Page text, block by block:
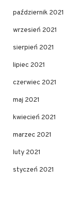
październik 2021
wrzesień 2021
sierpień 2021
lipiec 2021
czerwiec 2021
maj 2021
kwiecień 2021
marzec 2021
luty 2021
styczeń 2021